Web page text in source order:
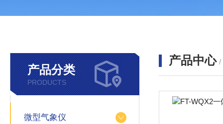
产品分类
PRODUCTS
微型气象仪
产品中心 /